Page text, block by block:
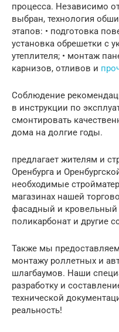
процесса. Независимо
выбран, технология
этапов: • подготовка
установка обрешетки с
утеплителя; • монтаж
карнизов, отливов и
Соблюдение
в инструкции по
смонтировать
дома на долгие годы.
предлагает жителям и
Оренбурга и
необходимые
магазинах нашей
фасадный и кровельный
поликарбонат и другие
Также мы
монтажу роллетных и
шлагбаумов. Наши
разработку и
технической
реальность!